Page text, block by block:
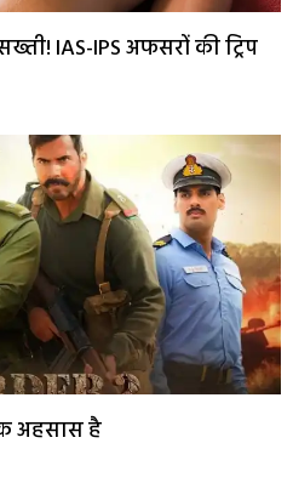
IAS-IPS अफसरों की ट्रिप
अहसास है